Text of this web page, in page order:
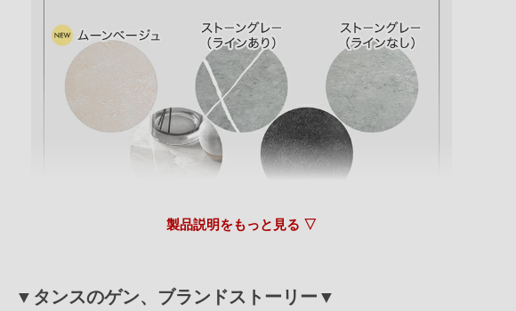
tansu-gen831013
お値段以上の見た目と素材で満足です
>>タンスのゲンが返信しました
この度はタンスのゲンをご利用頂き誠にありがとうございま
また、★5満点レビューを頂き、大変嬉しく思います。
製品説明をもっと見る ▽
▼タンスのゲン、ブランドストーリー▼